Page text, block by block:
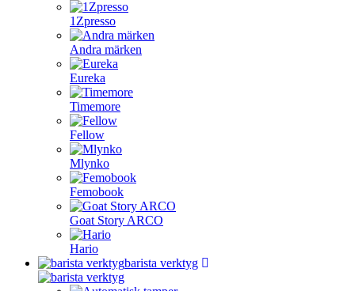
1Zpresso
Andra märken
Eureka
Timemore
Fellow
Mlynko
Femobook
Goat Story ARCO
Hario
barista verktyg